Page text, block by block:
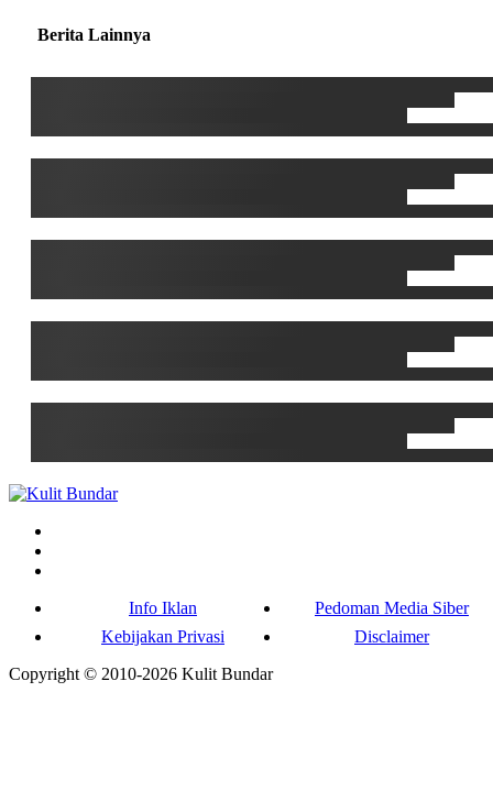
Berita Lainnya
Info Iklan
Pedoman Media Siber
Kebijakan Privasi
Disclaimer
Copyright © 2010-2026 Kulit Bundar